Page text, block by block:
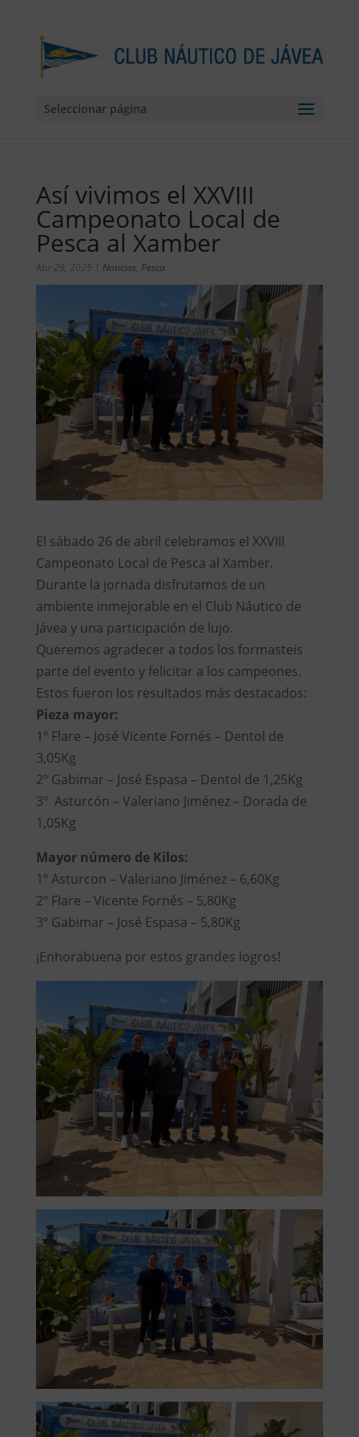
Seleccionar página
Así vivimos el XXVIII
Campeonato Local de
Pesca al Xamber
Abr 29, 2025 | Noticias, Pesca
El sábado 26 de abril celebramos el XXVIII
Campeonato Local de Pesca al Xamber.
Durante la jornada disfrutamos de un
ambiente inmejorable en el Club Náutico de
Jávea y una participación de lujo.
Queremos agradecer a todos los formasteis
parte del evento y felicitar a los campeones.
Estos fueron los resultados más destacados:
Pieza mayor:
1º Flare – José Vicente Fornés – Dentol de
3,05Kg
2º Gabimar – José Espasa – Dentol de 1,25Kg
3º Asturcón – Valeriano Jiménez – Dorada de
1,05Kg
Mayor número de Kilos:
1º Asturcon – Valeriano Jiménez – 6,60Kg
2º Flare – Vicente Fornés – 5,80Kg
3º Gabimar – José Espasa – 5,80Kg
¡Enhorabuena por estos grandes logros!